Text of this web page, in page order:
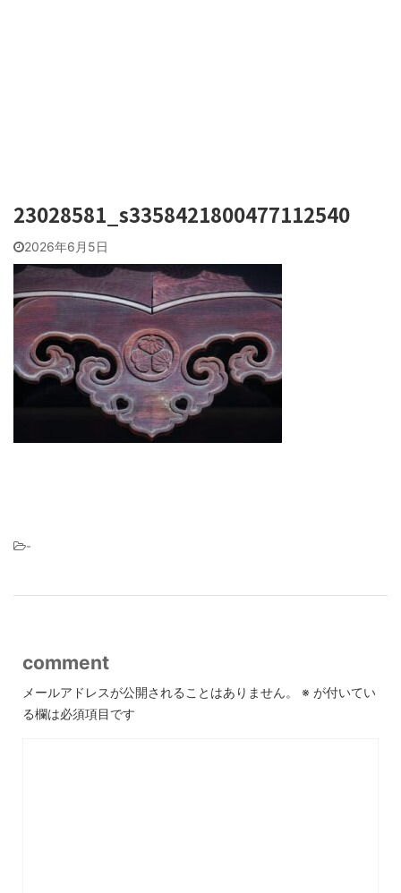
23028581_s3358421800477112540
2026年6月5日
-
comment
メールアドレスが公開されることはありません。 ※ が付いてい
る欄は必須項目です